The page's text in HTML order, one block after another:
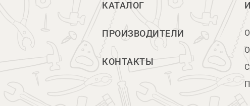
КАТАЛОГ
ПРОИЗВОДИТЕЛИ
КОНТАКТЫ